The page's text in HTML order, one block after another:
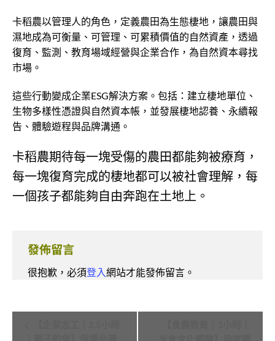
卡稻農以管理人的角色，定義農田為生態棲地，讓農田與
濕地成為可衡量、可管理、可累積價值的自然資產，透過
復育、監測、教育場域經營與企業合作，為自然資本尋找
市場。
這些行動變成企業ESG解決方案。包括：建立棲地單位、
生物多樣性憑證與自然資本帳，並發展棲地認養、永續報
告、體驗遊程與品牌溝通。
卡稻農期待每一塊受傷的農田都能夠被療育，
每一塊復育完成的棲地都可以被社會理解，每
一個孩子都能夠自由奔跑在土地上。
發佈留言
很抱歉，必須登入 網站才能發佈留言。